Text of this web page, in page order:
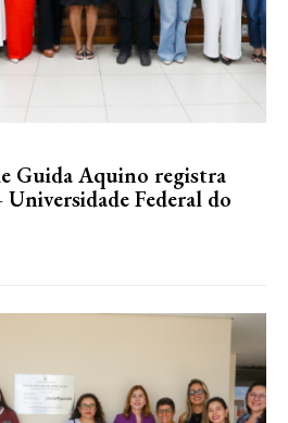
Guida Aquino registra
Federal do